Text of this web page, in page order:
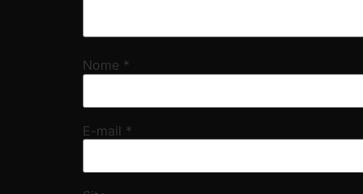
Nome *
E-mail *